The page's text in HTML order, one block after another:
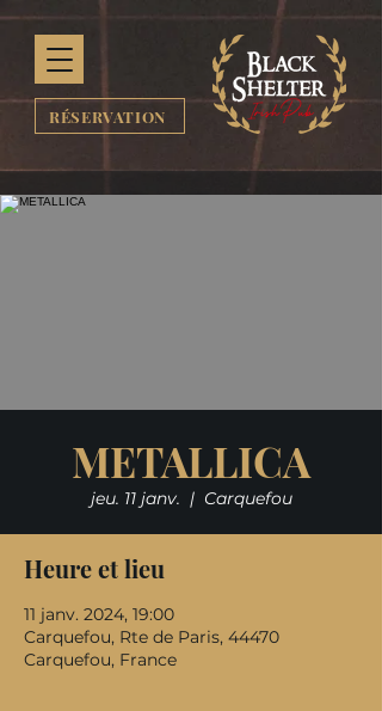
RÉSERVATION
METALLICA
jeu. 11 janv.
  |
Carquefou
Heure et lieu
11 janv. 2024, 19:00
Carquefou, Rte de Paris, 44470
Carquefou, France